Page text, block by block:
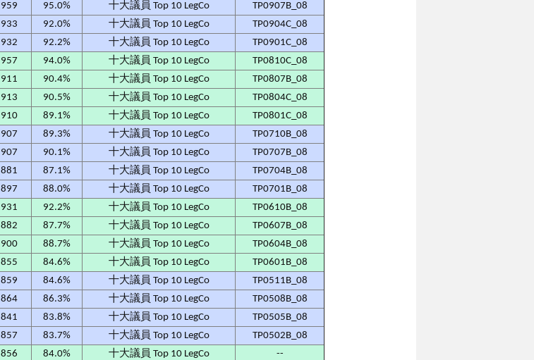
959 95.0% 十大議員 Top 10 LegCo
TP0907B_08
933 92.0% 十大議員 Top 10 LegCo
TP0904C_08
932 92.2% 十大議員 Top 10 LegCo
TP0901C_08
957 94.0% 十大議員 Top 10 LegCo
TP0810C_08
911 90.4% 十大議員 Top 10 LegCo
TP0807B_08
913 90.5% 十大議員 Top 10 LegCo
TP0804C_08
910 89.1% 十大議員 Top 10 LegCo
TP0801C_08
907 89.3% 十大議員 Top 10 LegCo
TP0710B_08
907 90.1% 十大議員 Top 10 LegCo
TP0707B_08
881 87.1% 十大議員 Top 10 LegCo
TP0704B_08
897 88.0% 十大議員 Top 10 LegCo
TP0701B_08
931 92.2% 十大議員 Top 10 LegCo
TP0610B_08
882 87.7% 十大議員 Top 10 LegCo
TP0607B_08
900 88.7% 十大議員 Top 10 LegCo
TP0604B_08
855 84.6% 十大議員 Top 10 LegCo
TP0601B_08
859 84.6% 十大議員 Top 10 LegCo
TP0511B_08
864 86.3% 十大議員 Top 10 LegCo
TP0508B_08
841 83.8% 十大議員 Top 10 LegCo
TP0505B_08
857 83.7% 十大議員 Top 10 LegCo
TP0502B_08
856 84.0% 十大議員 Top 10 LegCo
--